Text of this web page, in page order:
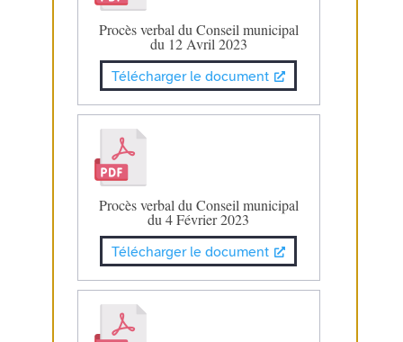
Procès verbal du Conseil municipal
du 12 Avril 2023
Télécharger le document
Procès verbal du Conseil municipal
du 4 Février 2023
Télécharger le document